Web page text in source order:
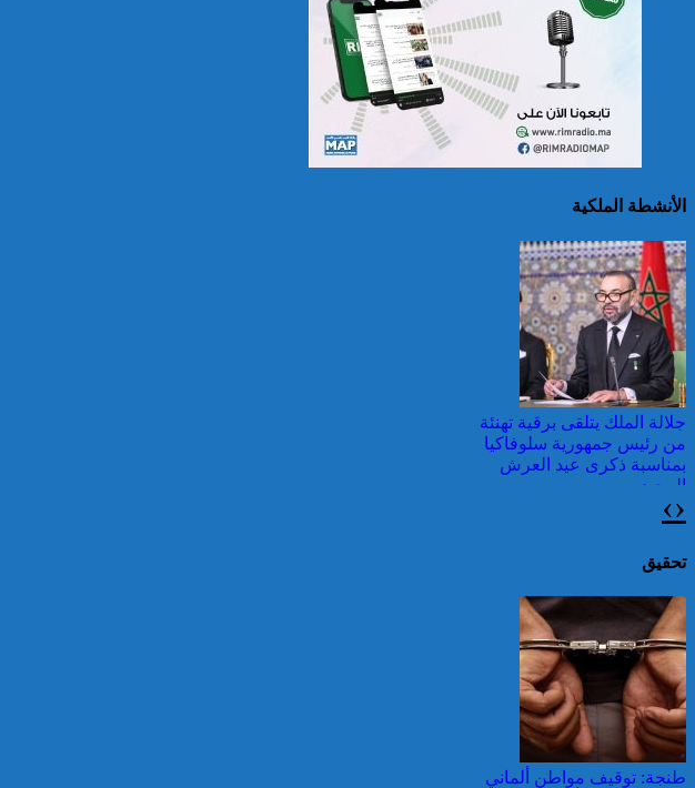
سريلانكا: إغلاق بعض
المدارس في مناطق جبلية
الصين تصدر إنذارين
لمواجهة العواصف المطيرة
وطقس شديد الحمل
الحراري
مكافحة حريق في شمال
قرابة ألف حريق في غابات
كندا وسحب الدخان تصل
الأنشطة الملكية
جلالة الملك يتلقى برقية تهنئة
من رئيس جمهورية سلوفاكيا
بمناسبة ذكرى عيد العرش
المجيد
عيد العرش: جلالة الملك
يتوصل ببرقية تهنئة من رئيس
الفلبين
‹
›
تحقيق
طنجة: توقيف مواطن ألماني